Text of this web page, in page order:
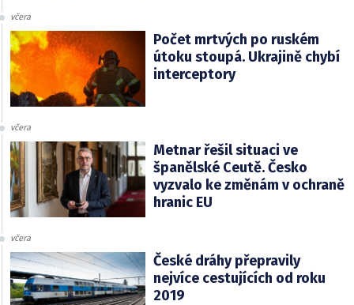
včera
Počet mrtvých po ruském
útoku stoupá. Ukrajině chybí
interceptory
včera
Metnar řešil situaci ve
španělské Ceutě. Česko
vyzvalo ke změnám v ochraně
hranic EU
včera
České dráhy přepravily
nejvíce cestujících od roku
2019